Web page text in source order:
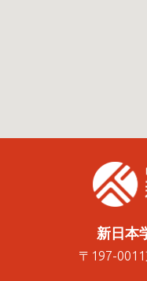
新日本
〒197-0011